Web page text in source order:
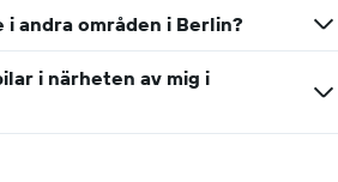
andra områden i Berlin?
i närheten av mig i